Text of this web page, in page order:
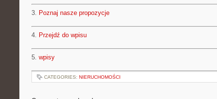
3. Poznaj nasze propozycje
4. Przejdź do wpisu
5. wpisy
CATEGORIES: NIERUCHOMOŚCI